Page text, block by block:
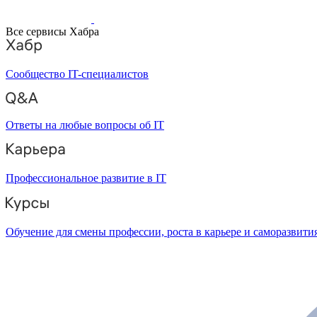
Все сервисы Хабра
Сообщество IT-специалистов
Ответы на любые вопросы об IT
Профессиональное развитие в IT
Обучение для смены профессии, роста в карьере и